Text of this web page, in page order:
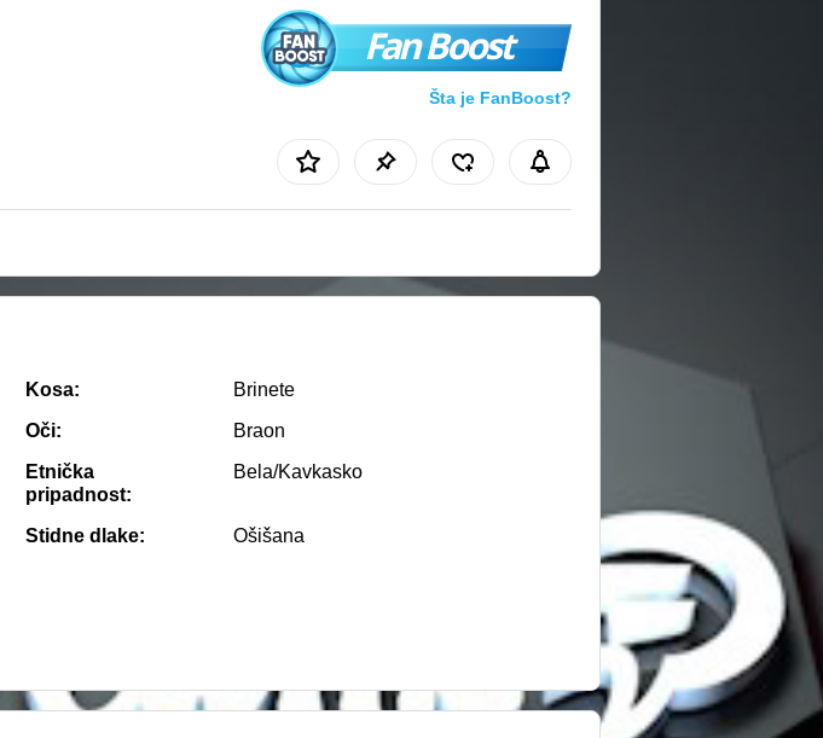
Fan Boost
Šta je FanBoost?
Kosa:
Brinete
Oči:
Braon
Etnička
pripadnost:
Bela/Kavkasko
Stidne dlake: Ošišana